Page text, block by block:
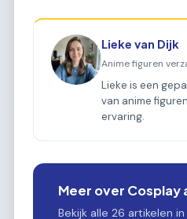
Lieke van Dijk
Anime figuren
Lieke is een
van anime
ervaring.
Meer over Cosplay
Bekijk alle 26 artikelen